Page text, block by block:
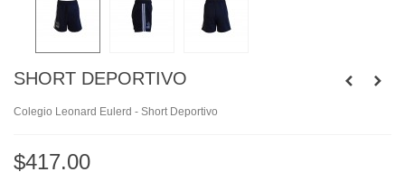
SHORT DEPORTIVO
Colegio Leonard Eulerd - Short Deportivo
$417.00